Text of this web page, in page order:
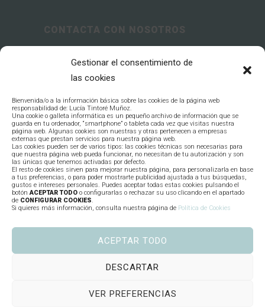
Gestionar el consentimiento de
las cookies
Bienvenida/o a la información básica sobre las cookies de la página web
responsabilidad de: Lucía Tintoré Muñoz.
Una cookie o galleta informática es un pequeño archivo de información que se
guarda en tu ordenador, “smartphone” o tableta cada vez que visitas nuestra
página web. Algunas cookies son nuestras y otras pertenecen a empresas
externas que prestan servicios para nuestra página web.
Las cookies pueden ser de varios tipos: las cookies técnicas son necesarias para
que nuestra página web pueda funcionar, no necesitan de tu autorización y son
las únicas que tenemos activadas por defecto.
El resto de cookies sirven para mejorar nuestra página, para personalizarla en base
a tus preferencias, o para poder mostrarte publicidad ajustada a tus búsquedas,
gustos e intereses personales. Puedes aceptar todas estas cookies pulsando el
botónACEPTAR TODO o configurarlas o rechazar su uso clicando en el apartado
de CONFIGURAR COOKIES.
Si quieres más información, consulta nuestra página de Política de Cookies
ACEPTAR TODO
DESCARTAR
VER PREFERENCIAS
CONTACTA CON NOSOTROS
627 390 880
consultas@psicologialuciatintore.es
© Copyright 2022 Lucía Tintoré.
Privacidad
Política de cookies